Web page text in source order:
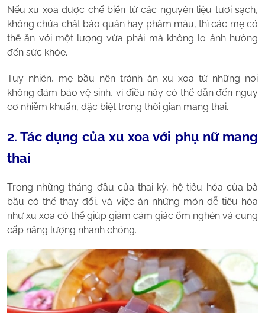
Nếu xu xoa được chế biến từ các nguyên liệu tươi sạch,
không chứa chất bảo quản hay phẩm màu, thì các mẹ có
thể ăn với một lượng vừa phải mà không lo ảnh hưởng
đến sức khỏe.
Tuy nhiên, mẹ bầu nên tránh ăn xu xoa từ những nơi
không đảm bảo vệ sinh, vì điều này có thể dẫn đến nguy
cơ nhiễm khuẩn, đặc biệt trong thời gian mang thai.
2. Tác dụng của xu xoa với phụ nữ mang
thai
Trong những tháng đầu của thai kỳ, hệ tiêu hóa của bà
bầu có thể thay đổi, và việc ăn những món dễ tiêu hóa
như xu xoa có thể giúp giảm cảm giác ốm nghén và cung
cấp năng lượng nhanh chóng.